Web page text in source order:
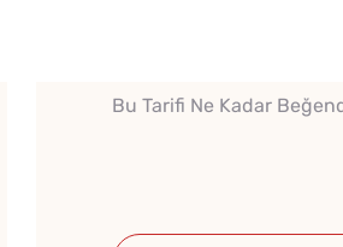
Bu Tarifi Ne Kadar